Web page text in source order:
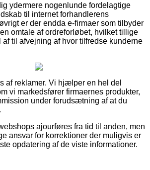
ydermere nogenlunde fordelagtige
til internet forhandlerens
er der endda e-firmaer som tilbyder
omtale af ordreforløbet, hvilket tillige
af til afvejning af hvor tilfredse kunderne
af reklamer. Vi hjælper en hel del
vi markedsfører firmaernes produkter,
under forudsætning af at du
ajourføres fra tid til anden, men
ansvar for korrektioner der muligvis er
opdatering af de viste informationer.